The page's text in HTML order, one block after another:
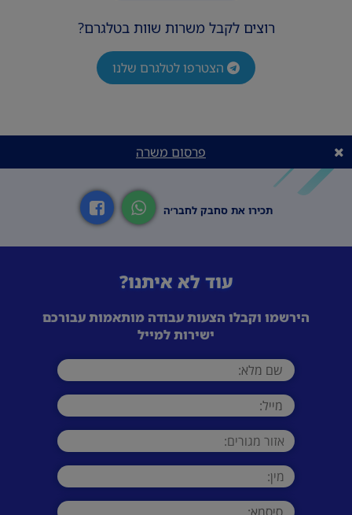
רוצים לקבל משרות שוות בטלגרם?
הצטרפו לטלגרם שלנו
פרסום משרה
תכירו את סחבק לחבר׳ה
עוד לא איתנו?
הירשמו וקבלו הצעות עבודה מותאמות עבורכם
ישירות למייל